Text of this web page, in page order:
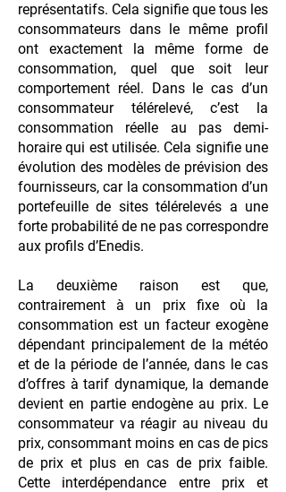
représentatifs. Cela signifie que tous les
consommateurs dans le même profil
ont exactement la même forme de
consommation, quel que soit leur
comportement réel. Dans le cas d’un
consommateur télérelevé, c’est la
consommation réelle au pas demi-
horaire qui est utilisée. Cela signifie une
évolution des modèles de prévision des
fournisseurs, car la consommation d’un
portefeuille de sites télérelevés a une
forte probabilité de ne pas correspondre
aux profils d’Enedis.
La deuxième raison est que,
contrairement à un prix fixe où la
consommation est un facteur exogène
dépendant principalement de la météo
et de la période de l’année, dans le cas
d’offres à tarif dynamique, la demande
devient en partie endogène au prix. Le
consommateur va réagir au niveau du
prix, consommant moins en cas de pics
de prix et plus en cas de prix faible.
Cette interdépendance entre prix et